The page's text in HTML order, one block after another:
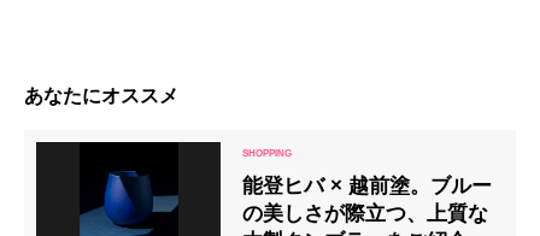
あなたにオススメ
能登ヒバ × 越前塗。ブルー
の美しさが際立つ、上質な